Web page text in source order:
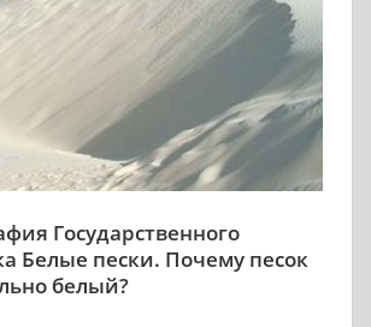
Государственного
Белые пески. Почему песок
белый?